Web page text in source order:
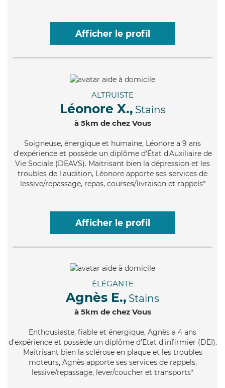
Afficher le profil
ALTRUISTE
Léonore X., Stains
à 5km de chez Vous
Soigneuse, énergique et humaine, Léonore a 9 ans
d'expérience et possède un diplôme d'État d'Auxiliaire de
Vie Sociale (DEAVS). Maitrisant bien la dépression et les
troubles de l'audition, Léonore apporte ses services de
lessive/repassage, repas, courses/livraison et rappels*
Afficher le profil
ÉLÉGANTE
Agnès E., Stains
à 5km de chez Vous
Enthousiaste, fiable et énergique, Agnès a 4 ans
d'expérience et possède un diplôme d'Etat d'infirmier (DEI).
Maitrisant bien la sclérose en plaque et les troubles
moteurs, Agnès apporte ses services de rappels,
lessive/repassage, lever/coucher et transports*